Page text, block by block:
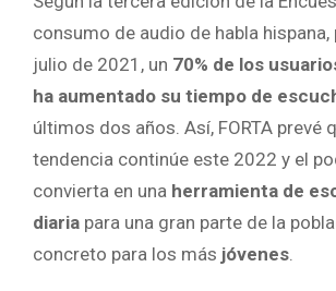
consumo de audio de habla hispana,
julio de 2021, un 70% de los
ha aumentado su tiempo de
últimos dos años. Así, FORTA prevé
tendencia continúe este 2022 y el
convierta en una herramienta de
diaria para una gran parte de la
concreto para los más jóvenes